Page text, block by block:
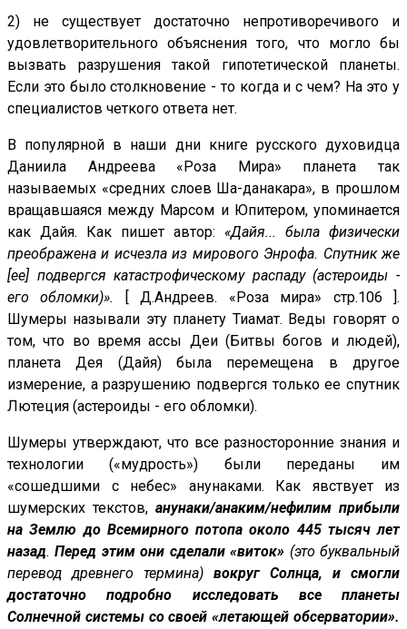
2) не существует достаточно непротиворечивого и
удовлетворительного объяснения того, что могло бы
вызвать разрушения такой гипотетической планеты.
Если это было столкновение - то когда и с чем? На это у
специалистов четкого ответа нет.
В популярной в наши дни книге русского духовидца
Даниила Андреева «Роза Мира» планета так
называемых «средних слоев Ша-данакара», в прошлом
вращавшаяся между Марсом и Юпитером, упоминается
как Дайя. Как пишет автор: «Дайя... была физически
преображена и исчезла из мирового Энрофа. Спутник же
[ее] подвергся катастрофическому распаду (астероиды -
его обломки)».
[ Д.Андреев. «Роза мира» стр.106 ].
Шумеры называли эту планету Тиамат. Веды говорят о
том, что во время ассы Деи (Битвы богов и людей),
планета Дея (Дайя) была перемещена в другое
измерение, а разрушению подвергся только ее спутник
Лютеция (астероиды - его обломки).
Шумеры утверждают, что все разносторонние знания и
технологии («мудрость») были переданы им
«сошедшими с небес» анунаками. Как явствует из
шумерских текстов, анунаки/анаким/нефилим прибыли
на Землю до Всемирного потопа около 445 тысяч лет
назад.Перед этим они сделали «виток» (это буквальный
перевод древнего термина) вокруг Солнца, и смогли
достаточно подробно исследовать все планеты
Солнечной системы со своей «летающей обсерватории».